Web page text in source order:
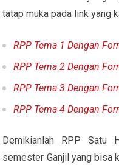
tatap muka pada link yang
RPP Tema 1 Dengan
RPP Tema 2 Dengan
RPP Tema 3 Dengan
RPP Tema 4 Dengan
Demikianlah RPP Satu
semester Ganjil yang bisa